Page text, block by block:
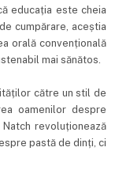
educația este cheia
cumpărare, aceștia
orală convențională
mai sănătos.
către un stil de
oamenilor despre
revoluționează
pastă de dinți, ci